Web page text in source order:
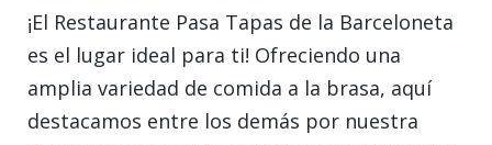
¡El Restaurante Pasa Tapas de la Barceloneta
es el lugar ideal para ti! Ofreciendo una
amplia variedad de comida a la brasa, aquí
destacamos entre los demás por nuestra